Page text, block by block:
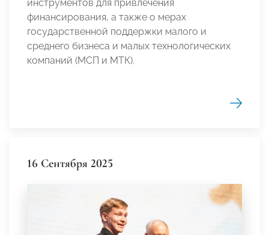
инструментов для привлечения
финансирования, а также о мерах
государственной поддержки малого и
среднего бизнеса и малых технологических
компаний (МСП и МТК).
16 Сентября 2025